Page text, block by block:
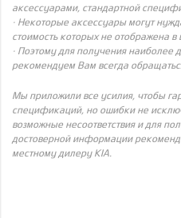
аксессуарами, стандартной
· Некоторые аксессуары могут
стоимость которых не отображена в
· Поэтому для получения наиболее
рекомендуем Вам всегда
Мы приложили все усилия, чтобы
спецификаций, но ошибки не
возможные несоответствия и для
достоверной информации
местному дилеру KIA.